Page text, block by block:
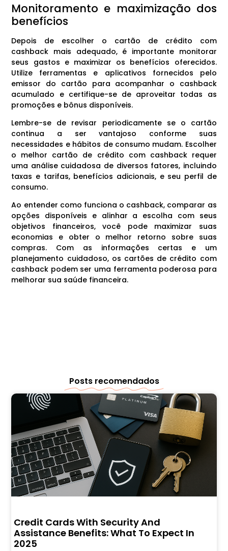
Monitoramento e maximização dos
benefícios
Depois de escolher o cartão de crédito com
cashback mais adequado, é importante monitorar
seus gastos e maximizar os benefícios oferecidos.
Utilize ferramentas e aplicativos fornecidos pelo
emissor do cartão para acompanhar o cashback
acumulado e certifique-se de aproveitar todas as
promoções e bônus disponíveis.
Lembre-se de revisar periodicamente se o cartão
continua a ser vantajoso conforme suas
necessidades e hábitos de consumo mudam. Escolher
o melhor cartão de crédito com cashback requer
uma análise cuidadosa de diversos fatores, incluindo
taxas e tarifas, benefícios adicionais, e seu perfil de
consumo.
Ao entender como funciona o cashback, comparar as
opções disponíveis e alinhar a escolha com seus
objetivos financeiros, você pode maximizar suas
economias e obter o melhor retorno sobre suas
compras. Com as informações certas e um
planejamento cuidadoso, os cartões de crédito com
cashback podem ser uma ferramenta poderosa para
melhorar sua saúde financeira.
Posts recomendados
Credit Cards With Security And
Assistance Benefits: What To Expect In
2025